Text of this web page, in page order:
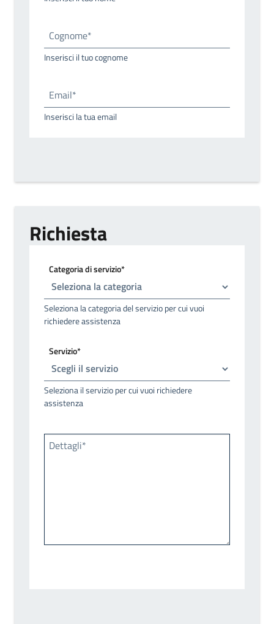
Cognome*
Inserisci il tuo cognome
Email*
Inserisci la tua email
Richiesta
Categoria di servizio*
Seleziona la categoria del servizio per cui vuoi
richiedere assistenza
Servizio*
Seleziona il servizio per cui vuoi richiedere
assistenza
Dettagli*